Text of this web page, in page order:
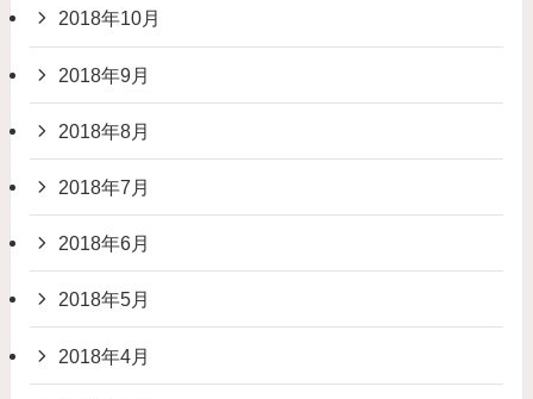
2018年10月
2018年9月
2018年8月
2018年7月
2018年6月
2018年5月
2018年4月